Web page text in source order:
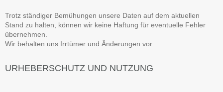
Trotz ständiger Bemühungen unsere Daten auf dem aktuellen
Stand zu halten, können wir keine Haftung für eventuelle Fehler
übernehmen.
Wir behalten uns Irrtümer und Änderungen vor.
URHEBERSCHUTZ UND NUTZUNG